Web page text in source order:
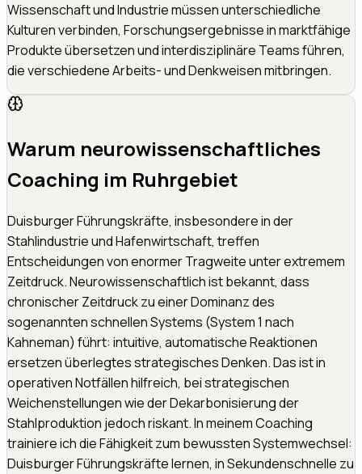
Wissenschaft und Industrie müssen unterschiedliche
Kulturen verbinden, Forschungsergebnisse in marktfähige
Produkte übersetzen und interdisziplinäre Teams führen,
die verschiedene Arbeits- und Denkweisen mitbringen.
Warum neurowissenschaftliches
Coaching im Ruhrgebiet
Duisburger Führungskräfte, insbesondere in der
Stahlindustrie und Hafenwirtschaft, treffen
Entscheidungen von enormer Tragweite unter extremem
Zeitdruck. Neurowissenschaftlich ist bekannt, dass
chronischer Zeitdruck zu einer Dominanz des
sogenannten schnellen Systems (System 1 nach
Kahneman) führt: intuitive, automatische Reaktionen
ersetzen überlegtes strategisches Denken. Das ist in
operativen Notfällen hilfreich, bei strategischen
Weichenstellungen wie der Dekarbonisierung der
Stahlproduktion jedoch riskant. In meinem Coaching
trainiere ich die Fähigkeit zum bewussten Systemwechsel:
Duisburger Führungskräfte lernen, in Sekundenschnelle zu